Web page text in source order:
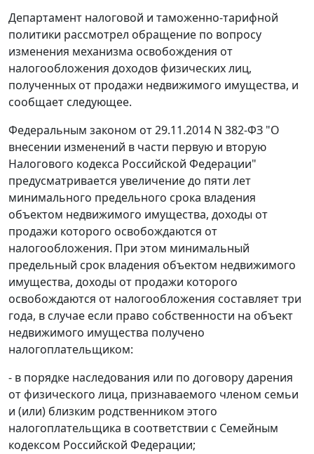
Департамент налоговой и таможенно-тарифной
политики рассмотрел обращение по вопросу
изменения механизма освобождения от
налогообложения доходов физических лиц,
полученных от продажи недвижимого имущества, и
сообщает следующее.
Федеральным законом от 29.11.2014 N 382-ФЗ "О
внесении изменений в части первую и вторую
Налогового кодекса Российской Федерации"
предусматривается увеличение до пяти лет
минимального предельного срока владения
объектом недвижимого имущества, доходы от
продажи которого освобождаются от
налогообложения. При этом минимальный
предельный срок владения объектом недвижимого
имущества, доходы от продажи которого
освобождаются от налогообложения составляет три
года, в случае если право собственности на объект
недвижимого имущества получено
налогоплательщиком:
- в порядке наследования или по договору дарения
от физического лица, признаваемого членом семьи
и (или) близким родственником этого
налогоплательщика в соответствии с Семейным
кодексом Российской Федерации;